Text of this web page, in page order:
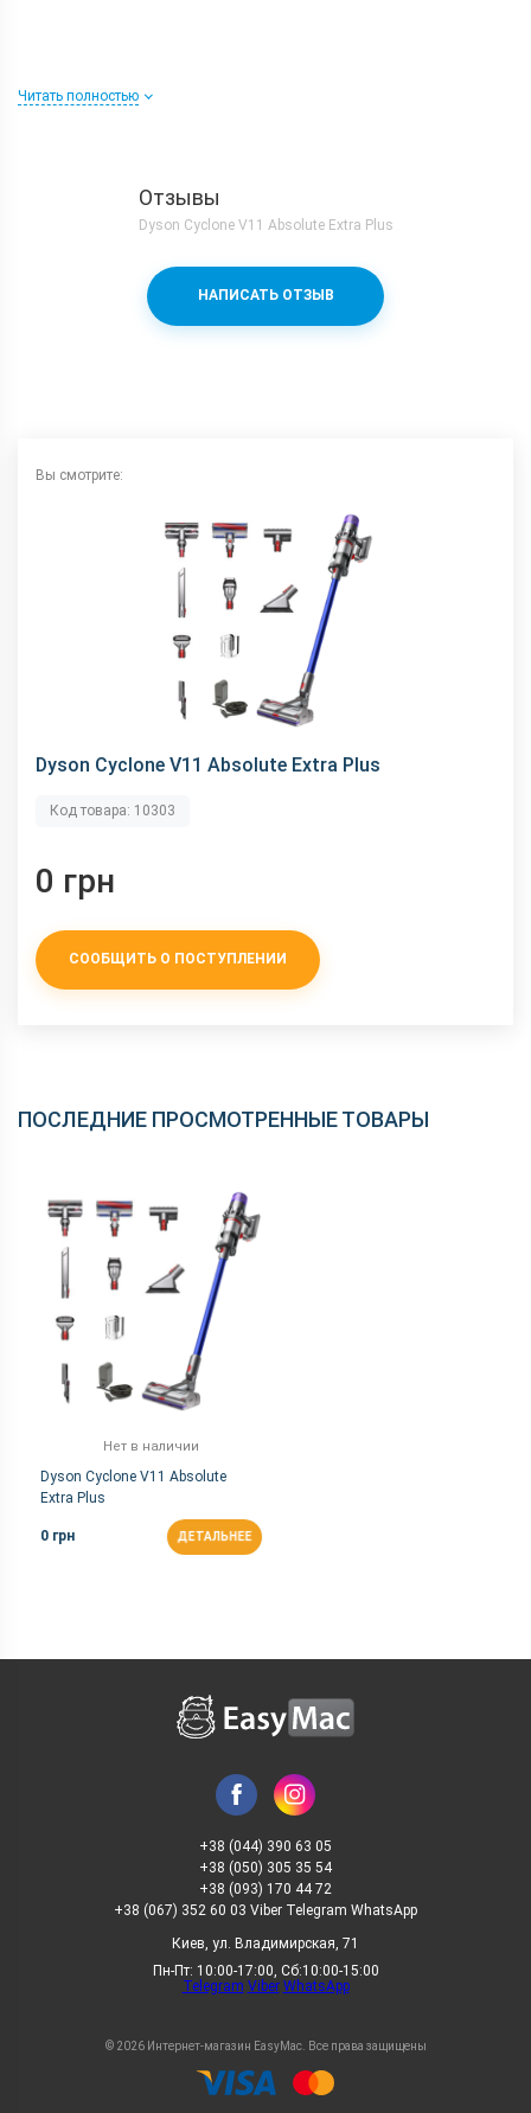
Насадка с высоким крутящим моментом
Комбинированный инструмент
Насадка с твердой щетиной
Щелевая насадка
Читать полностью
Отзывы
Dyson Cyclone V11 Absolute Extra Plus
НАПИСАТЬ ОТЗЫВ
Вы смотрите:
Dyson Cyclone V11 Absolute Extra Plus
Код товара: 10303
0 грн
СООБЩИТЬ О ПОСТУПЛЕНИИ
ПОСЛЕДНИЕ ПРОСМОТРЕННЫЕ ТОВАРЫ
Нет в наличии
Dyson Cyclone V11 Absolute
Extra Plus
0 грн ДЕТАЛЬНЕЕ
+38 (044) 390 63 05
+38 (050) 305 35 54
+38 (093) 170 44 72
+38 (067) 352 60 03 Viber Telegram WhatsApp
Киев, ул. Владимирская, 71
Пн-Пт: 10:00-17:00, Сб:10:00-15:00
Telegram Viber WhatsApp
© 2026 Интернет-магазин EasyMac. Все права защищены